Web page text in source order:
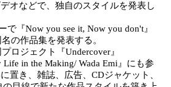
オなどで、独自のスタイルを発表し
で『Now you see it, Now you don't』
の作品集を発表する。
ロジェクト『Undercover』
Life in the Making/ Wada Emi』にも参
置き、雑誌、広告、CDジャケット、